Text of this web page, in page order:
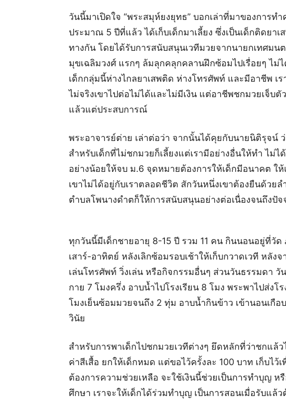
วันนี้มาเปิดใจ “พระสมุห์ยงยุทธ” บอกเล่าที่มาของการท
ประมาณ 5 ปีที่แล้ว ได้เก็บเด็กมาเลี้ยง ซึ่งเป็นเด็กติดย
ทางกัน โดยได้รับการสนับสนุนเวทีมวยจากนายกเทศม
มุขเฉลิมวงศ์ แรกๆ ล้มลุกคลุกคลานฝึกซ้อมไปเรื่อยๆ ไม่
เด็กกลุ่มนี้ห่างไกลยาเสพติด ห่างโทรศัพท์ และมีอาชีพ เร
ไม่จริงเขาไปต่อไม่ได้และไม่มีเงิน แต่อาชีพชกมวยเจ็บ
แล้วแต่ประสบการณ์
พระอาจารย์ต่าย เล่าต่อว่า จากนั้นได้คุยกับนายนิติรุจน์
สำหรับเด็กที่ไม่ชกมวยก็เลี้ยงแต่เรามีอย่างอื่นให้ทำ ไม่
อย่างน้อยให้จบ ม.6 จุดหมายต้องการให้เด็กมีอนาคต ให้
เขาไม่ได้อยู่กับเราตลอดชีวิต สักวันหนึ่งเขาต้องยืนด้วย
ตำบลโพนางดำตก็ให้การสนับสนุนอย่างต่อเนื่องจนถึงปัจ
ทุกวันนี้มีเด็กชายอายุ 8-15 ปี รวม 11 คน กินนอนอยู่ที่วัด
เสาร์-อาทิตย์ หลังเลิกซ้อมรอบเช้าให้เก็บกวาดเวที หลัง
เล่นโทรศัพท์ วิ่งเล่น หรือกิจกรรมอื่นๆ ส่วนวันธรรมดา
กาย 7 โมงครึ่ง อาบน้ำไปโรงเรียน 8 โมง พระพาไปส่งโ
โมงเย็นซ้อมมวยจนถึง 2 ทุ่ม อาบน้ำกินข้าว เข้านอนเกือ
วินัย
สำหรับการพาเด็กไปชกมวยเวทีต่างๆ ยึดหลักที่ว่าชกแล้
ค่าสีเสื้อ ยกให้เด็กหมด แต่ขอไว้ครั้งละ 100 บาท เก็บไว้
ต้องการความช่วยเหลือ จะใช้เงินนี้ช่วยเป็นการทำบุญ ห
ศึกษา เราจะให้เด็กได้ร่วมทำบุญ เป็นการสอนเมื่อรับแล้ว